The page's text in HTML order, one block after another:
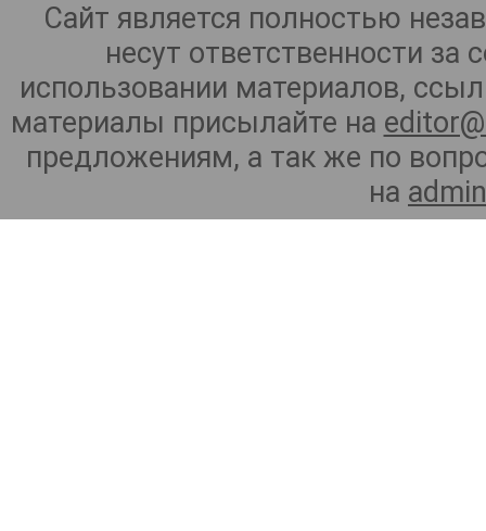
Сайт является полностью
несут ответственности
использовании материалов,
материалы присылайте на
предложениям, а так же по
на